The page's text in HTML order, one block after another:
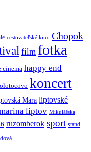
cestovateľské kino Chopok
film fotka
cinema happy end
koncert
Mara liptovské
liptov Mikulášska
ruzomberok sport stand